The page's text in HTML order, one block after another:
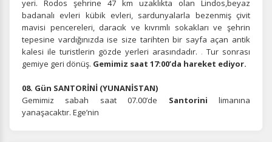
yeri. Rodos şehrine 47 km uzaklıkta olan Lindos,beyaz
badanalı evleri kübik evleri, sardunyalarla bezenmiş çivit
mavisi pencereleri, daracık ve kıvrımlı sokakları ve şehrin
tepesine vardığınızda ise size tarihten bir sayfa açan antik
kalesi ile turistlerin gözde yerleri arasındadır. . Tur sonrası
gemiye geri dönüş. Gemimiz saat 17:00’da hareket ediyor.
08. Gün SANTORİNİ (YUNANİSTAN)
Gemimiz sabah saat 07.00’de Santorini limanına
yanaşacaktır. Ege’nin